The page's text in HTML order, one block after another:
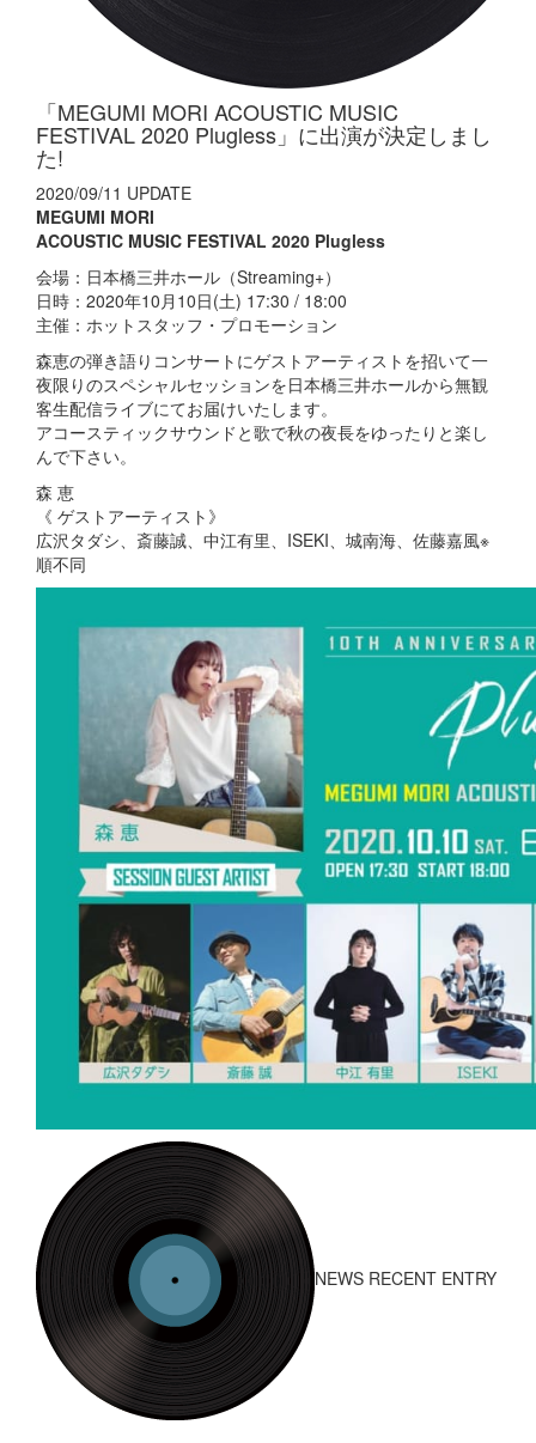
「MEGUMI MORI ACOUSTIC MUSIC
FESTIVAL 2020 Plugless」に出演が決定しまし
た!
2020/09/11 UPDATE
MEGUMI MORI
ACOUSTIC MUSIC FESTIVAL 2020 Plugless
会場：日本橋三井ホール（Streaming+）
日時：2020年10月10日(土) 17:30 / 18:00
主催：ホットスタッフ・プロモーション
森恵の弾き語りコンサートにゲストアーティストを招いて一
夜限りのスペシャルセッションを日本橋三井ホールから無観
客生配信ライブにてお届けいたします。
アコースティックサウンドと歌で秋の夜長をゆったりと楽し
んで下さい。
森 恵
《 ゲストアーティスト》
広沢タダシ、斎藤誠、中江有里、ISEKI、城南海、佐藤嘉風※
順不同
NEWS RECENT ENTRY